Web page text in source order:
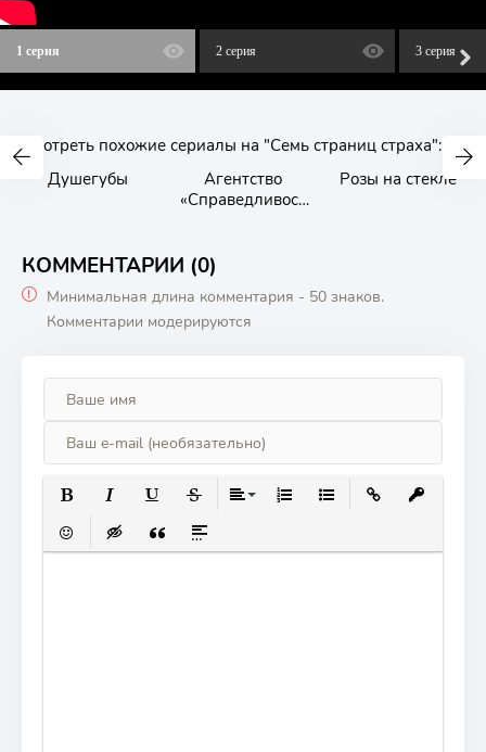
1 серия 2 серия 3 серия
Смотреть похожие сериалы на "Семь страниц страха":
Душегубы
Агентство
«Справедливост
Розы на стекле
КОММЕНТАРИИ (0)
Минимальная длина комментария - 50 знаков.
Комментарии модерируются
ПОЛУЖИРНЫЙ
КУРСИВПОДЧЕРКНУТЫЙ
ЗАЧЕРКНУТЫЙ
ВЫРАВНИВАНИЕ
НУМЕРОВАННЫЙ СПИСОК
МАРКИРОВАННЫЙ
ВСТАВИТЬ
ВСТАВИТЬ СМАЙЛИК
ВСТАВКА СКРЫТОГО ТЕКСТА
ВСТАВКА ЦИТАТЫ
ВСТАВКА СПОЙЛЕРА